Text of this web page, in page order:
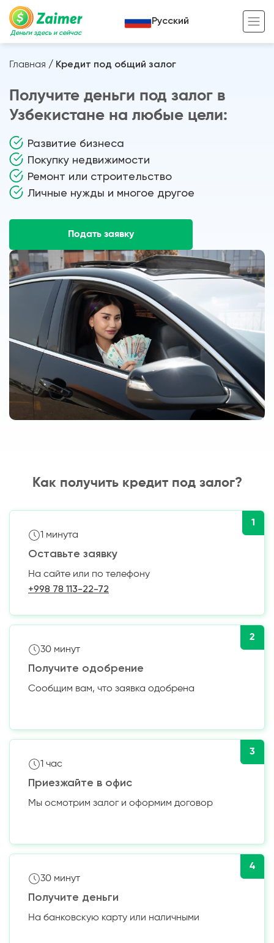
Деньги здесь и сейчас
Кредит под залог авто
Кредит под залог спецтехники
Кредит онлайн
Кредит для самозанятых
Жизненный цикл вашего кредита
Полезные статьи
Кредитный калькулятор
Русский
Главная / Кредит под общий залог
Получите деньги под залог в
Узбекистане на любые цели:
Развитие бизнеса
Покупку недвижимости
Ремонт или строительство
Личные нужды и многое другое
Подать заявку
Как получить кредит под залог?
1
1 минута
Оставьте заявку
На сайте или по телефону
+998 78 113-22-72
2
30 минут
Получите одобрение
Сообщим вам, что заявка одобрена
3
1 час
Приезжайте в офис
Мы осмотрим залог и оформим договор
4
30 минут
Получите деньги
На банковскую карту или наличными